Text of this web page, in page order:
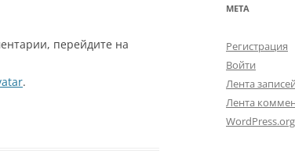
перейдите на
.
МЕТА
Регистрация
Войти
Лента записей
Лента
WordPress.org